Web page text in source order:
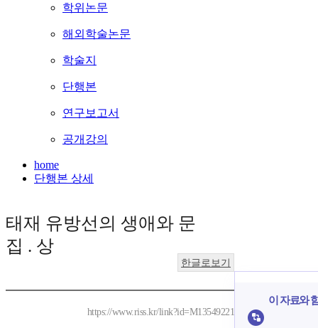
학위논문
해외학술논문
학술지
단행본
연구보고서
공개강의
home
단행본 상세
태재 유방선의 생애와 문
집 . 상
한글로보기
https://www.riss.kr/link?id=M13549221
이 자료와